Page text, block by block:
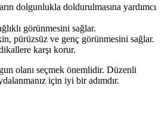
dolgunlukla doldurulmasına yardımcı
görünmesini sağlar.
pürüzsüz ve genç görünmesini sağlar.
karşı korur.
olanı seçmek önemlidir. Düzenli
için iyi bir adımdır.